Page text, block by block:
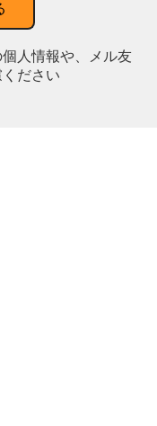
人情報や、メル友
ださい